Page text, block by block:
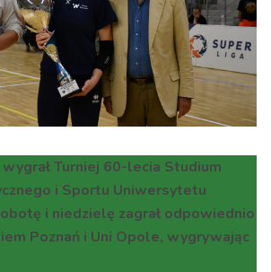
Turniej 60-lecia Studium
i Sportu Uniwersytetu
i niedzielę zagrał odpowiednio
Poznań i Uni Opole, wygrywając